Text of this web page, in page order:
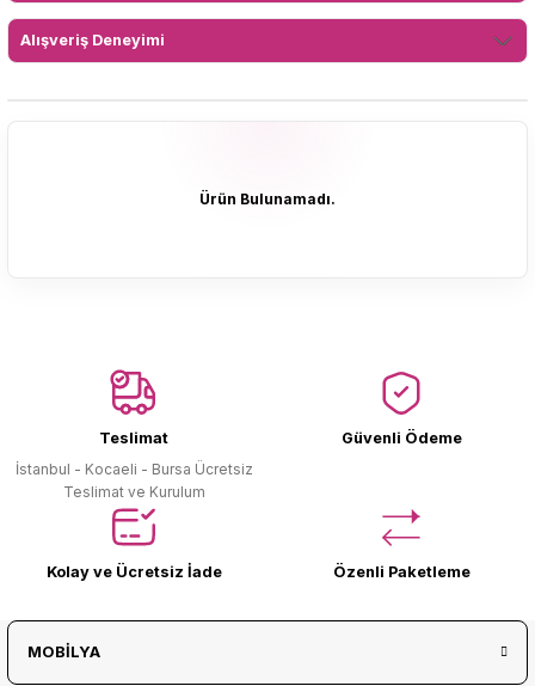
Alışveriş Deneyimi
Ürün Bulunamadı.
Teslimat
İstanbul - Kocaeli - Bursa Ücretsiz
Teslimat ve Kurulum
Güvenli Ödeme
Kolay ve Ücretsiz İade Özenli Paketleme
MOBİLYA